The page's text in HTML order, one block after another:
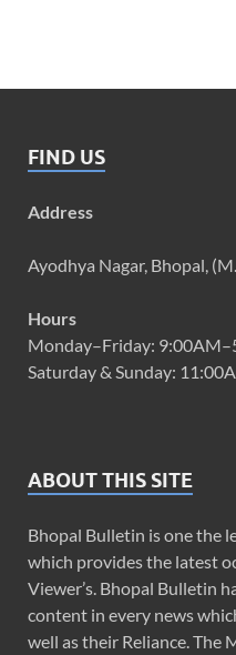
FIND US
Address
Ayodhya Nagar, Bhopal,
Hours
Monday–Friday:
Saturday & Sunday:
ABOUT THIS SITE
Bhopal Bulletin is one the
which provides the latest
Viewer’s. Bhopal Bulletin
content in every news
well as their Reliance. The